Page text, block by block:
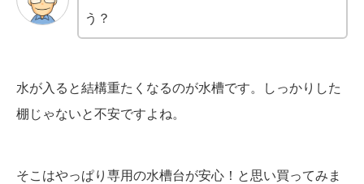
う？
水が入ると結構重たくなるのが水槽です。しっかりした
棚じゃないと不安ですよね。
そこはやっぱり専用の水槽台が安心！と思い買ってみま